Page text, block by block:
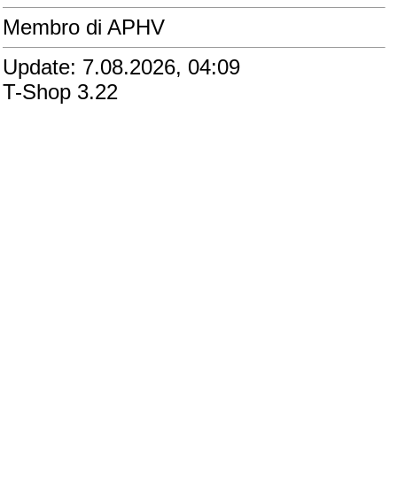
Membro di APHV
Update: 7.08.2026, 04:09
T-Shop 3.22